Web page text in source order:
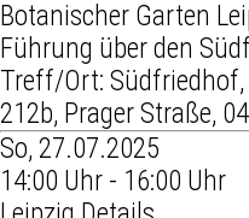
Botanischer Garten
Führung über den
Treff/Ort: Südfriedhof,
212b, Prager Straße,
So, 27.07.2025
14:00 Uhr - 16:00 Uhr